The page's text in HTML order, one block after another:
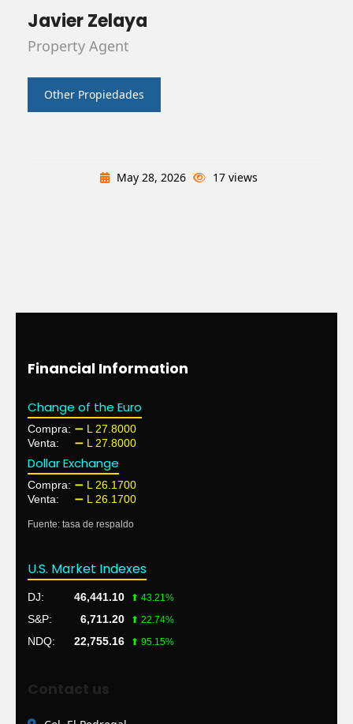
Javier Zelaya
Property Agent
Other Propiedades
May 28, 2026 17 views
Financial Information
Change of the Euro
Compra: ➖ L 27.8000
Venta:
➖ L 27.8000
Dollar Exchange
Compra: ➖ L 26.1700
Venta:
➖ L 26.1700
Fuente: tasa de respaldo
U.S. Market Indexes
DJ: 46,441.10 ⬆ 43.21%
S&P: 6,711.20 ⬆ 22.74%
NDQ: 22,755.16 ⬆ 95.15%
Contact us